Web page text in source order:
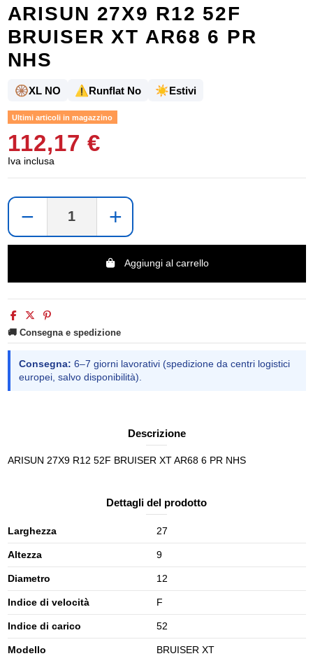
ARISUN 27X9 R12 52F
BRUISER XT AR68 6 PR
NHS
🛞XL NO ⚠️Runflat No ☀️Estivi
Ultimi articoli in magazzino
112,17 €
Iva inclusa
− +
Aggiungi al carrello
🚚 Consegna e spedizione
Consegna: 6–7 giorni lavorativi (spedizione da centri logistici
europei, salvo disponibilità).
Descrizione
ARISUN 27X9 R12 52F BRUISER XT AR68 6 PR NHS
Dettagli del prodotto
Larghezza 27
Altezza 9
Diametro 12
Indice di velocità F
Indice di carico 52
Modello BRUISER XT